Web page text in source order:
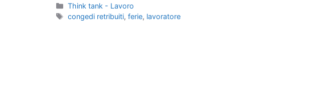
Categorie
Think tank - Lavoro
Tag
congedi retribuiti,ferie, lavoratore